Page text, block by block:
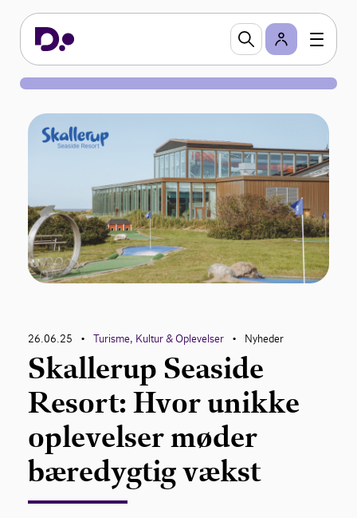
26.06.25 • Turisme, Kultur & Oplevelser • Nyheder
Skallerup Seaside
Resort: Hvor unikke
oplevelser møder
bæredygtig vækst